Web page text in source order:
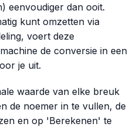
eenvoudiger dan ooit.
kunt omzetten via
voert deze
de conversie in een
je uit.
waarde van elke breuk
de noemer in te vullen, de
en op 'Berekenen' te